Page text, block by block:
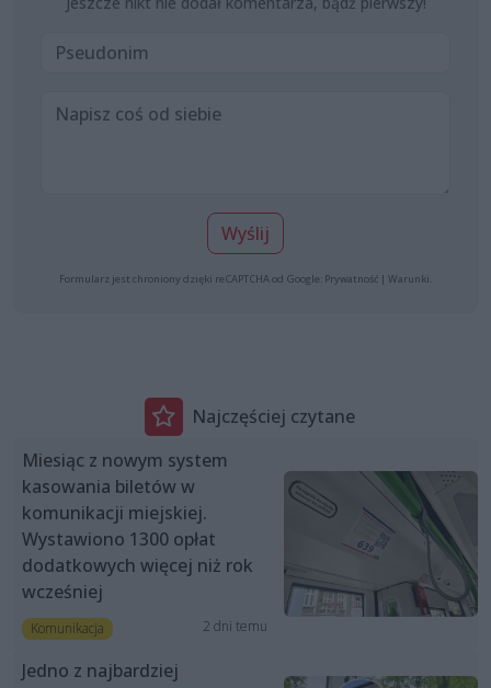
Wyślij
Formularz jest chroniony dzięki reCAPTCHA od Google: Prywatność | Warunki
Najczęściej czytane
Miesiąc z nowym system
kasowania biletów w
komunikacji miejskiej.
Wystawiono 1300 opłat
dodatkowych więcej niż rok
wcześniej
Komunikacja 2 dni temu
Jedno z najbardziej